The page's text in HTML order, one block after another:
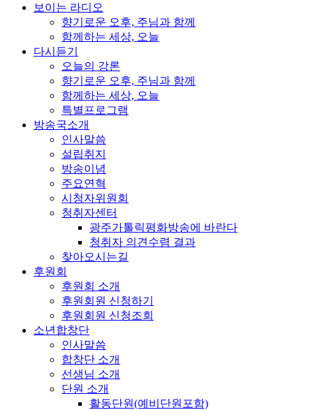
보이는 라디오
향기로운 오후, 주님과 함께
함께하는 세상, 오늘
다시듣기
오늘의 강론
향기로운 오후, 주님과 함께
함께하는 세상, 오늘
특별프로그램
방송국소개
인사말씀
설립취지
방송이념
주요연혁
시청자위원회
청취자센터
광주가톨릭평화방송에 바란다
청취자 의견수렴 결과
찾아오시는길
후원회
후원회 소개
후원회원 신청하기
후원회원 신청조회
소년합창단
인사말씀
합창단 소개
선생님 소개
단원 소개
활동단원(예비단원포함)